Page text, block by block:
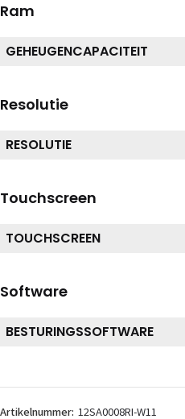
Ram
GEHEUGENCAPACITEIT
Resolutie
RESOLUTIE
Touchscreen
TOUCHSCREEN
Software
BESTURINGSSOFTWARE
Artikelnummer: 12SA0008RI-W11